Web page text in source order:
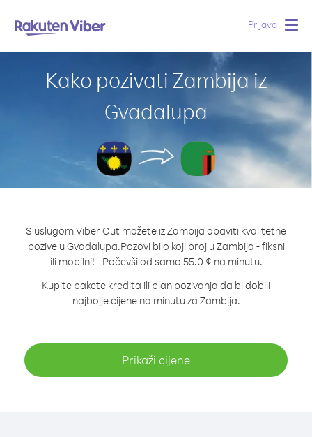
Prijava
Kako pozivati Zambija iz
Gvadalupa
S uslugom Viber Out možete iz Zambija obaviti kvalitetne
pozive u Gvadalupa.Pozovi bilo koji broj u Zambija - fiksni
ili mobilni! - Počevši od samo 55.0 ¢ na minutu.
Kupite pakete kredita ili plan pozivanja da bi dobili
najbolje cijene na minutu za Zambija.
Prikaži cijene